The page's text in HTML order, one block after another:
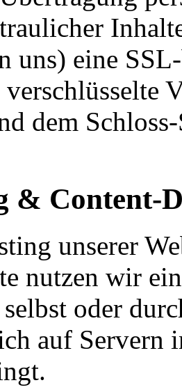
uns) eine
dem
& Content-
unserer
nutzen wir
oder
auf Servern